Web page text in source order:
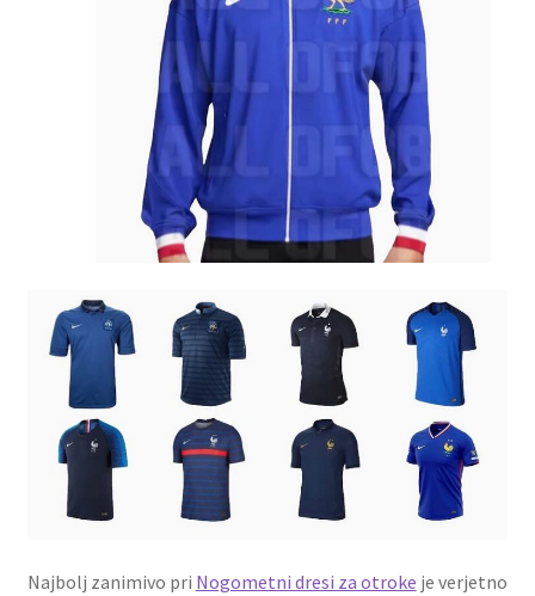
Najbolj zanimivo pri Nogometni dresi za otroke je verjetno